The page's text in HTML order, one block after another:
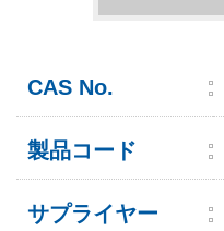
CAS No.
製品コード
サプライヤー